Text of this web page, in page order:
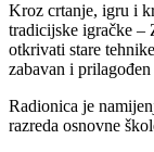
Kroz crtanje, igru i
tradicijske igračke –
otkrivati stare
zabavan i prilagođen
Radionica je
razreda osnovne